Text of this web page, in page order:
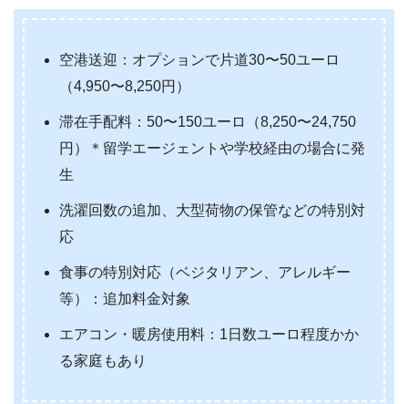
空港送迎：オプションで片道30〜50ユーロ
（4,950〜8,250円）
滞在手配料：50〜150ユーロ（8,250〜24,750
円）＊留学エージェントや学校経由の場合に発
生
洗濯回数の追加、大型荷物の保管などの特別対
応
食事の特別対応（ベジタリアン、アレルギー
等）：追加料金対象
エアコン・暖房使用料：1日数ユーロ程度かか
る家庭もあり